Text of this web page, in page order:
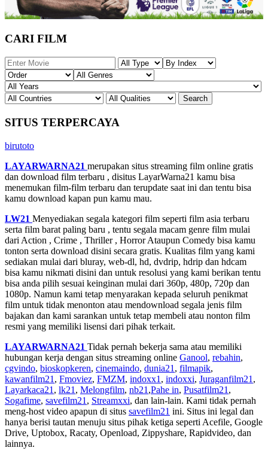
CARI FILM
SITUS TERPERCAYA
birutoto
LAYARWARNA21 merupakan situs streaming film online gratis
dan download film terbaru , disitus LayarWarna21 kamu bisa
menemukan film-film terbaru dan terupdate saat ini dan tentu bisa
kamu download kapan pun kamu mau.
LW21 Menyediakan segala kategori film seperti film asia terbaru
serta film barat paling baru , tentu segala macam genre film mulai
dari Action , Crime , Thriller , Horror Ataupun Comedy bisa kamu
tonton serta download disini secara gratis. Kualitas film yang kami
sediakan mulai dari bluray, web-dl, hd, dvdrip, hdrip dan hdcam
bisa kamu nikmati disini dan untuk resolusi yang kami berikan tentu
bisa anda pilih sesuai keinginan mulai dari 360p, 480p, 720p dan
1080p. Namun kami tetap menyarakan kepada seluruh penikmat
film untuk tidak menonton atau mendownload segala jenis film
bajakan dan kami sarankan untuk tetap membeli atau nonton film
resmi yang memiliki lisensi dari pihak terkait.
LAYARWARNA21 Tidak pernah bekerja sama atau memiliki
hubungan kerja dengan situs streaming online Ganool, rebahin,
cgvindo, bioskopkeren, cinemaindo, dunia21 , filmapik,
kawanfilm21 , Fmoviez, FMZM, indoxx1 , indoxxi, Juraganfilm21 ,
Layarkaca21 , lk21 , Melongfilm, nb21 ,Pahe in, Pusatfilm21 ,
Sogafime, savefilm21 , Streamxxi, dan lain-lain. Kami tidak pernah
meng-host video apapun di situs savefilm21 ini. Situs ini legal dan
hanya berisi tautan menuju situs pihak ketiga seperti Acefile, Google
Drive, Uptobox, Racaty, Openload, Zippyshare, Rapidvideo, dan
lainnya.